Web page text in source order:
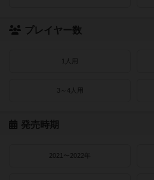
プレイヤー数
1人用
3～4人用
発売時期
2021〜2022年